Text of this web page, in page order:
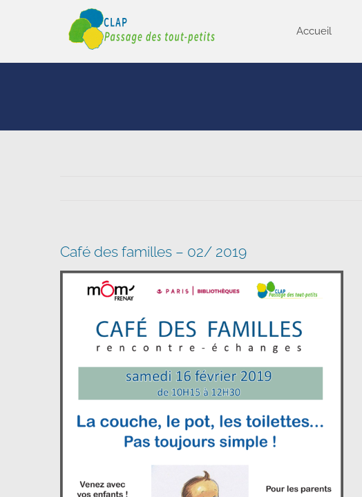
Accueil
Café des familles – 02/ 2019
l'image